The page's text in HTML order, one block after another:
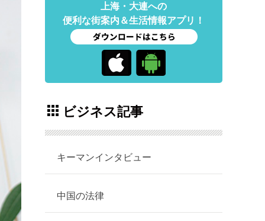
上海・大連への
便利な街案内＆生活情報アプリ！
ビジネス記事
キーマンインタビュー
中国の法律